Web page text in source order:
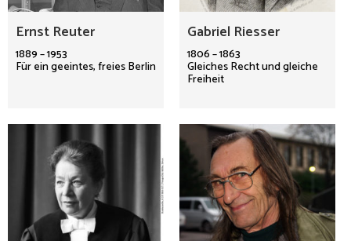
Ernst Reuter
1889 – 1953
Für ein geeintes, freies Berlin
Gabriel Riesser
1806 – 1863
Gleiches Recht und gleiche
Freiheit